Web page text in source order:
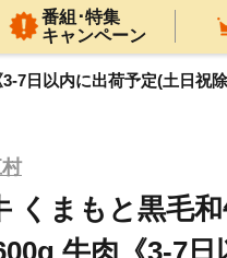
番組･特集
キャンペーン
7日以内に出荷予定(土日祝
くまもと黒毛
牛肉《3-7